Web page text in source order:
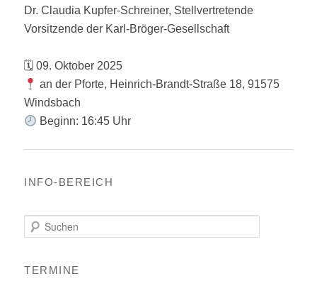
Dr. Claudia Kupfer-Schreiner, Stellvertretende
Vorsitzende der Karl-Bröger-Gesellschaft
🗓 09. Oktober 2025
an der Pforte, Heinrich-Brandt-Straße 18, 91575
Windsbach
Beginn: 16:45 Uhr
INFO-BEREICH
e
TERMINE